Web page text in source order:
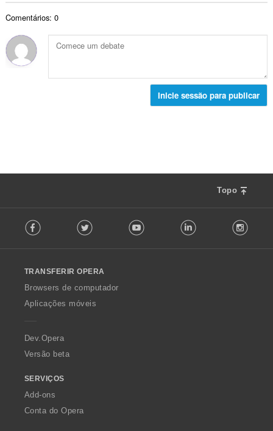
Comentários: 0
Inicie sessão para publicar
Topo
o
w
O
p
a
Facebook Twitter Youtube LinkedIn
TRANSFERIR OPERA
Browsers de computador
Aplicações móveis
Dev.Opera
Versão beta
SERVIÇOS
Add-ons
Conta do Opera